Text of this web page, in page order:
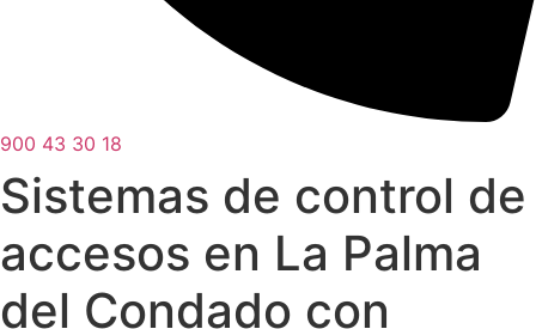
900 43 30 18
Sistemas de control de
accesos en La Palma
del Condado con